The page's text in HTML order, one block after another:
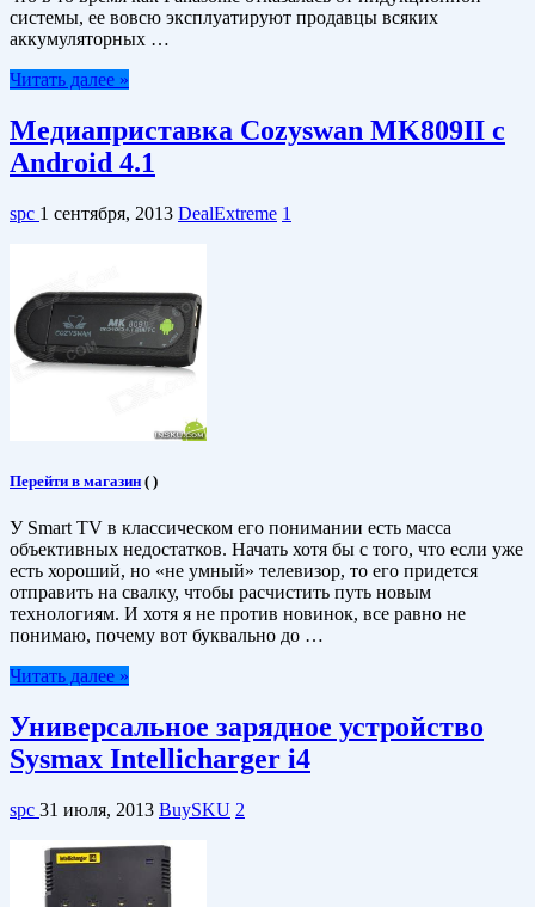
системы, ее вовсю эксплуатируют продавцы всяких
аккумуляторных …
Читать далее »
Медиаприставка Cozyswan MK809II с
Android 4.1
spc 1 сентября, 2013 DealExtreme 1
Перейти в магазин ( )
У Smart TV в классическом его понимании есть масса
объективных недостатков. Начать хотя бы с того, что если уже
есть хороший, но «не умный» телевизор, то его придется
отправить на свалку, чтобы расчистить путь новым
технологиям. И хотя я не против новинок, все равно не
понимаю, почему вот буквально до …
Читать далее »
Универсальное зарядное устройство
Sysmax Intellicharger i4
spc 31 июля, 2013 BuySKU 2